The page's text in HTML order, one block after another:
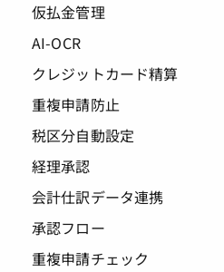
仮払金管理
AI-OCR
クレジットカード精算
重複申請防止
税区分自動設定
経理承認
会計仕訳データ連携
承認フロー
重複申請チェック